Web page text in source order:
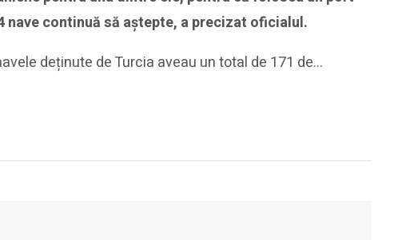
nave continuă să aștepte, a precizat oficialul.
deținute de Turcia aveau un total de 171 de…